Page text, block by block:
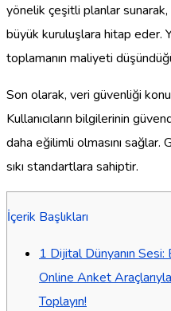
yönelik çeşitli planlar
büyük kuruluşlara hitap eder.
toplamanın maliyeti
Son olarak, veri güvenliği
Kullanıcıların bilgilerinin
daha eğilimli olmasını
sıkı standartlara sahiptir.
İçerik Başlıkları
1 Dijital Dünyanın Sesi:
Online Anket
Toplayın!